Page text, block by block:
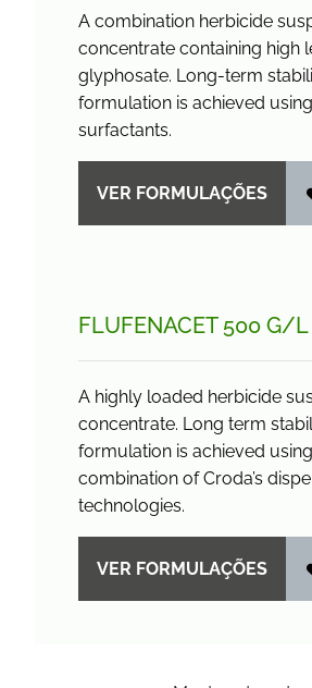
A combination herbicide
concentrate containing high
glyphosate. Long-term
formulation is achieved
surfactants.
VER FORMULAÇÕES
FLUFENACET 500 G/
A highly loaded herbicide
concentrate. Long term
formulation is achieved
combination of Croda’s
technologies.
VER FORMULAÇÕES